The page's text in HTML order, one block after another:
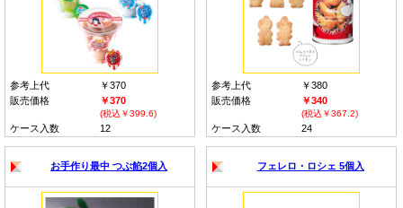
参考上代
￥370
販売価格
￥370
(税込￥399.6)
ケース入数 12
参考上代
￥380
販売価格
￥340
(税込￥367.2)
ケース入数 24
お手作り最中 つぶ餡2個入 フェレロ・ロシェ 5個入